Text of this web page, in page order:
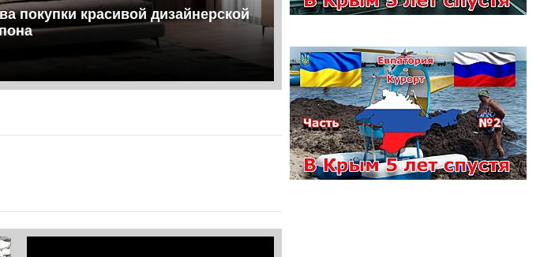
покупки красивой дизайнерской